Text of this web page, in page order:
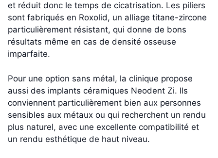
et réduit donc le temps de cicatrisation. Les piliers
sont fabriqués en Roxolid, un alliage titane-zircone
particulièrement résistant, qui donne de bons
résultats même en cas de densité osseuse
imparfaite.
Pour une option sans métal, la clinique propose
aussi des implants céramiques Neodent Zi. Ils
conviennent particulièrement bien aux personnes
sensibles aux métaux ou qui recherchent un rendu
plus naturel, avec une excellente compatibilité et
un rendu esthétique de haut niveau.